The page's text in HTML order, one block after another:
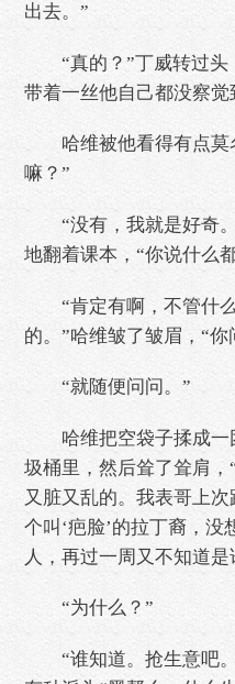
出去。”
“真的？”丁威转过头
带着一丝他自己都没察觉
哈维被他看得有点莫
嘛？”
“没有，我就是好奇。
地翻着课本，“你说什么
“肯定有啊，不管什么
的。”哈维皱了皱眉，“你
“就随便问问。”
哈维把空袋子揉成一
圾桶里，然后耸了耸肩，
又脏又乱的。我表哥上
个叫‘疤脸’的拉丁裔，没
人，再过一周又不知道是
“为什么？”
“谁知道。抢生意吧。